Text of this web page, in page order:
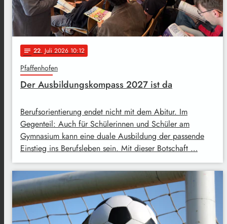
notes 22. Juli 2026 10:12
Pfaffenhofen
Der Ausbildungskompass 2027 ist da
Berufsorientierung endet nicht mit dem Abitur. Im
Gegenteil: Auch für Schülerinnen und Schüler am
Gymnasium kann eine duale Ausbildung der passende
Einstieg ins Berufsleben sein. Mit dieser Botschaft …